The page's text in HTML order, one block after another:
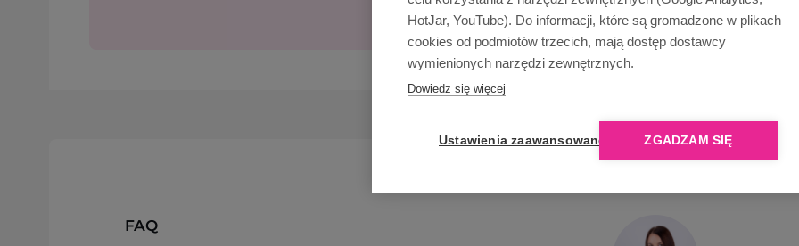
HotJar, YouTube). Do informacji, które są gromadzone w plikach
cookies od podmiotów trzecich, mają dostęp dostawcy
wymienionych narzędzi zewnętrznych.
Dowiedz się więcej
Ustawienia zaawansowane ZGADZAM SIĘ
FAQ